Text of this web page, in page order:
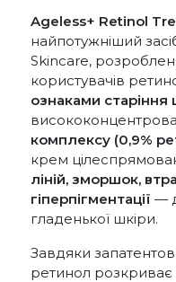
Ageless+ Retinol
найпотужніший
Skincare,
користувачів
ознаками старіння
комплексу (0,9%
крем
ліній, зморшок,
гіперпігментації —
гладенької шкіри.
Завдяки
ретинол розкриває